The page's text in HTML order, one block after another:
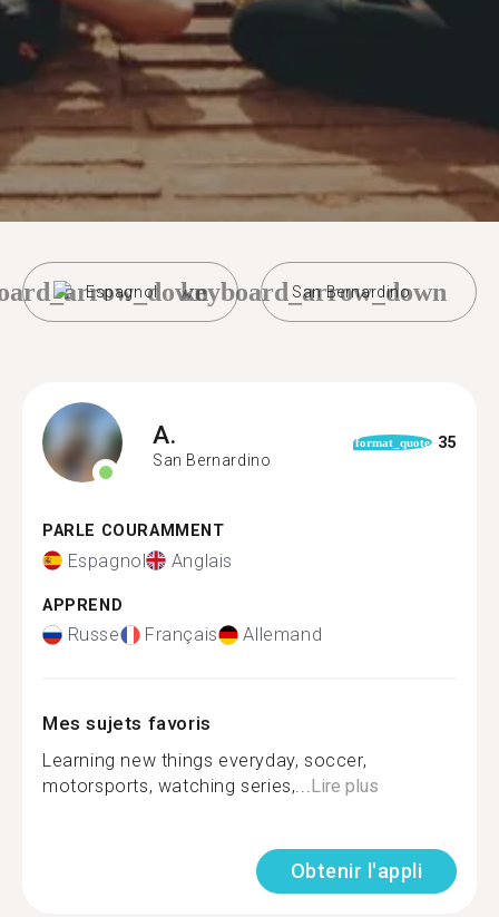
Espagnol San Bernardino
keyboard_arrow_down
A.
San Bernardino
format_quote 35
PARLE COURAMMENT
Espagnol Anglais
APPREND
Russe Français Allemand
Mes sujets favoris
Learning new things everyday, soccer,
motorsports, watching series,...Lire plus
Obtenir l'appli